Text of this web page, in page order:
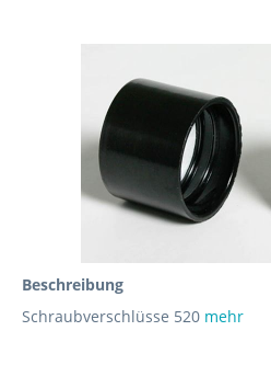
Beschreibung
Schraubverschlüsse 520 mehr